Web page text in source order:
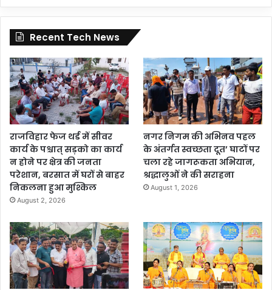
Recent Tech News
राजविहार फेज थर्ड में सीवर
कार्य के पश्चात् सड़को का कार्य
न होने पर क्षेत्र की जनता
परेशान, बरसात में घरों से बाहर
निकलना हुआ मुश्किल
August 2, 2026
नगर निगम की अभिनव पहल
के अंतर्गत स्वच्छता दूत’ घाटों पर
चला रहे जागरूकता अभियान,
श्रद्धालुओं ने की सराहना
August 1, 2026